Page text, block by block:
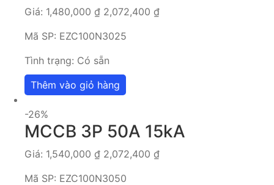
Giá: 1,480,000 ₫ 2,072,400 ₫
Mã SP: EZC100N3025
Tình trạng: Có sẵn
Thêm vào giỏ hàng
-26%
MCCB 3P 50A 15kA
Giá: 1,540,000 ₫ 2,072,400 ₫
Mã SP: EZC100N3050